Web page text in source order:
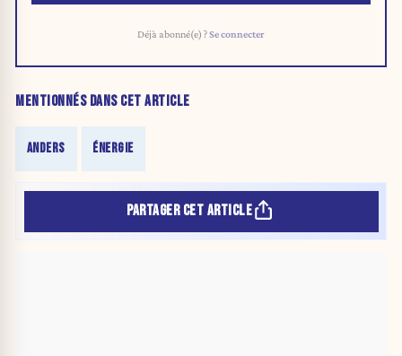
Déjà abonné(e) ?Se connecter
MENTIONNÉS DANS CET ARTICLE
ANDERS ÉNERGIE
PARTAGER CET ARTICLE